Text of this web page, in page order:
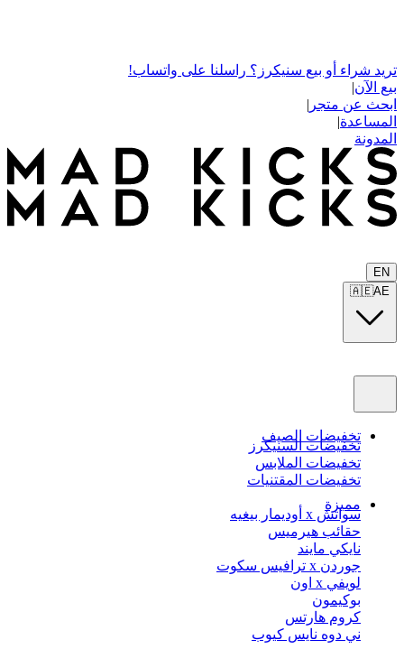
تريد شراء أو بيع سنيكرز؟ راسلنا على واتساب!
بيع الآن|
ابحث عن متجر |
المساعدة|
المدونة
EN
🇦🇪AE
تخفيضات الصيف
تخفيضات السنيكرز
تخفيضات الملابس
تخفيضات المقتنيات
مميزة
سواتش x أوديمار بيغيه
حقائب هيرميس
نايكي مايند
جوردن x ترافيس سكوت
لويفي x اون
بوكيمون
كروم هارتس
ني دوه نايس كيوب